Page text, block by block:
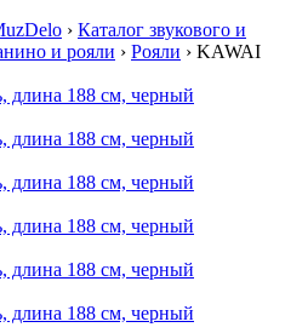
› Каталог звукового и
и рояли › Рояли › KAWAI